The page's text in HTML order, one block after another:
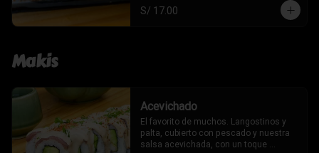
S/ 17.00
Makis
Acevichado
El favorito de muchos. Langostinos y
palta, cubierto con pescado y nuestra
salsa acevichada, con un toque